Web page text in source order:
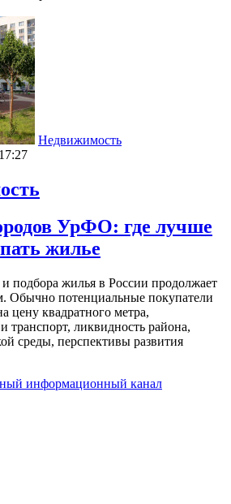
Недвижимость
УрФО: где лучше
жилье
подбора жилья в России продолжает
Обычно потенциальные покупатели
цену квадратного метра,
транспорт, ликвидность района,
среды, перспективы развития
информационный канал